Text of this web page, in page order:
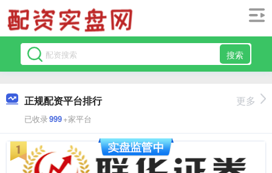
搜索
正规配资平台排行
已收录999+家平台
更多